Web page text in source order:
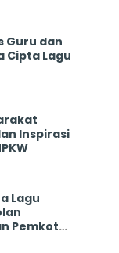
Guru dan
Cipta Lagu
Inspirasi
Lagu
Pemkot